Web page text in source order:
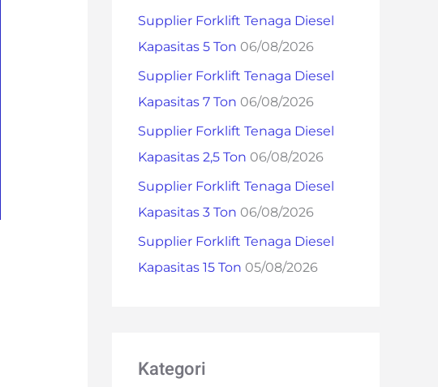
r
:
Supplier Forklift Tenaga Diesel
Kapasitas 5 Ton 06/08/2026
Supplier Forklift Tenaga Diesel
Kapasitas 7 Ton 06/08/2026
Supplier Forklift Tenaga Diesel
Kapasitas 2,5 Ton 06/08/2026
Supplier Forklift Tenaga Diesel
Kapasitas 3 Ton 06/08/2026
Supplier Forklift Tenaga Diesel
Kapasitas 15 Ton 05/08/2026
Kategori